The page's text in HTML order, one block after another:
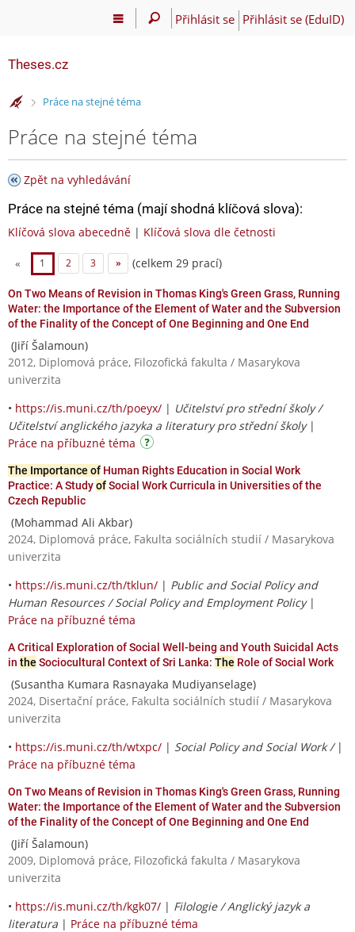
Přihlásit se Přihlásit se (EduID)
Theses.cz
>Práce na stejné téma
Práce na stejné téma
Zpět na vyhledávání
Práce na stejné téma (mají shodná klíčová slova):
Klíčová slova abecedně | Klíčová slova dle četnosti
« 1 2 3 » (celkem 29 prací)
On Two Means of Revision in Thomas King's Green Grass, Running
Water: the Importance of the Element of Water and the Subversion
of the Finality of the Concept of One Beginning and One End
(Jiří Šalamoun)
2012, Diplomová práce, Filozofická fakulta / Masarykova
univerzita
• https://is.muni.cz/th/poeyx/ | Učitelství pro střední školy /
Učitelství anglického jazyka a literatury pro střední školy|
Práce na příbuzné téma
The Importance of Human Rights Education in Social Work
Practice: A StudyofSocial Work Curricula in Universities of the
Czech Republic
(Mohammad Ali Akbar)
2024, Diplomová práce, Fakulta sociálních studií / Masarykova
univerzita
• https://is.muni.cz/th/tklun/ | Public and Social Policy and
Human Resources / Social Policy and Employment Policy|
Práce na příbuzné téma
A Critical Exploration of Social Well-being and Youth Suicidal Acts
in the Sociocultural Context of Sri Lanka: The Role of Social Work
(Susantha Kumara Rasnayaka Mudiyanselage)
2024, Disertační práce, Fakulta sociálních studií / Masarykova
univerzita
• https://is.muni.cz/th/wtxpc/ | Social Policy and Social Work / |
Práce na příbuzné téma
On Two Means of Revision in Thomas King's Green Grass, Running
Water: the Importance of the Element of Water and the Subversion
of the Finality of the Concept of One Beginning and One End
(Jiří Šalamoun)
2009, Diplomová práce, Filozofická fakulta / Masarykova
univerzita
• https://is.muni.cz/th/kgk07/ | Filologie / Anglický jazyk a
literatura | Práce na příbuzné téma